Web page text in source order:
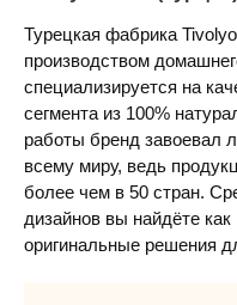
Турецкая фабрика
производством
специализируется на
сегмента из 100%
работы бренд завоевал
всему миру, ведь
более чем в 50 стран.
дизайнов вы найдёте как
оригинальные решения